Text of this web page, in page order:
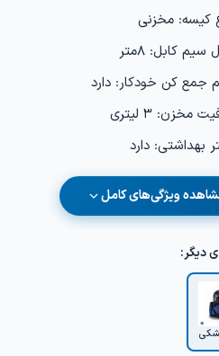
کیسه: مخزنی
کابل: 8متر
جمع کن خودکار: دارد
مخزن: 3 لیتری
بهداشتی: دارد
ویژگی‌های کامل
دیگر: